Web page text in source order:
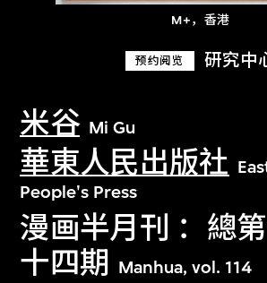
M+，香港
预约阅览 研究中
米谷 Mi Gu
華東人民出版社
People's Press
漫画半月刊 ：總
十四期
Manhua, vol. 114